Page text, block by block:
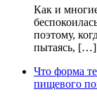
Как и
поэтому,
пытаясь, […]
Что форма
пищевого